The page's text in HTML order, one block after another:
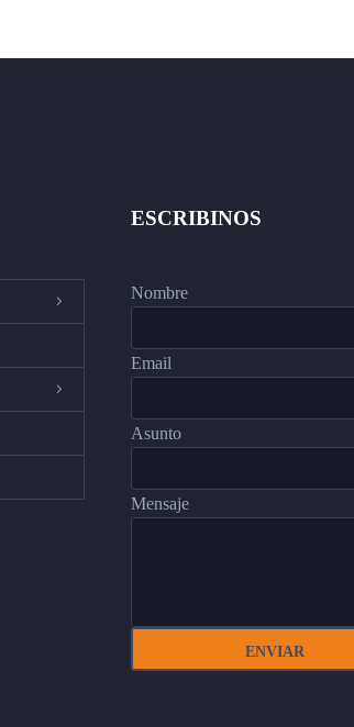
ESCRIBINOS
Nombre
Email
Asunto
Mensaje